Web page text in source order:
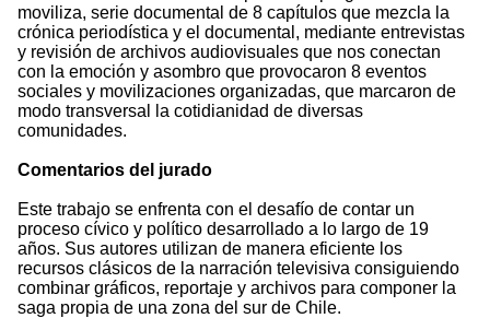
moviliza, serie documental de 8 capítulos que mezcla la
crónica periodística y el documental, mediante entrevistas
y revisión de archivos audiovisuales que nos conectan
con la emoción y asombro que provocaron 8 eventos
sociales y movilizaciones organizadas, que marcaron de
modo transversal la cotidianidad de diversas
comunidades.
Comentarios del jurado
Este trabajo se enfrenta con el desafío de contar un
proceso cívico y político desarrollado a lo largo de 19
años. Sus autores utilizan de manera eficiente los
recursos clásicos de la narración televisiva consiguiendo
combinar gráficos, reportaje y archivos para componer la
saga propia de una zona del sur de Chile.